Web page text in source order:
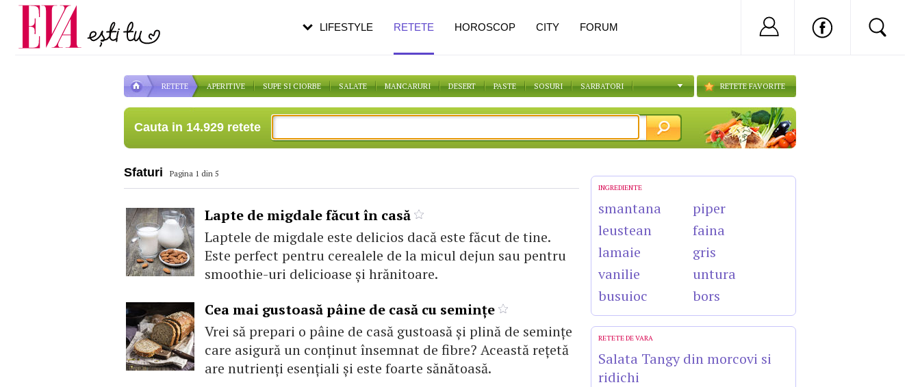
RETETE APERITIVE SUPE SI CIORBE SALATE MANCARURI DESERT PASTE SOSURI SARBATORI RETETE FAVORITE
Cauta in 14.929 retete
Sfaturi Pagina 1 din 5
Lapte de migdale făcut în casă
Laptele de migdale este delicios dacă este făcut de tine.
Este perfect pentru cerealele de la micul dejun sau pentru
smoothie-uri delicioase şi hrănitoare.
Cea mai gustoasă pâine de casă cu seminţe
Vrei să prepari o pâine de casă gustoasă şi plină de seminţe
care asigură un conţinut însemnat de fibre? Această reţetă
are nutrienţi esenţiali şi este foarte sănătoasă.
INGREDIENTE
smantana
leustean
lamaie
vanilie
busuioc
piper
faina
gris
untura
bors
RETETE DE VARA
Salata Tangy din morcovi si
ridichi
LIFESTYLE RETETE HOROSCOP CITY FORUM Nu ai cont?
Carieră
Actualitate